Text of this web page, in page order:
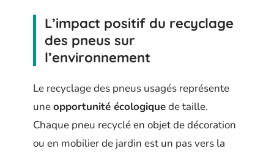
L’impact positif du recyclage
des pneus sur
l’environnement
Le recyclage des pneus usagés représente
uneopportunité écologiquede taille.
Chaque pneu recyclé en objet de décoration
ou en mobilier de jardin est un pas vers la